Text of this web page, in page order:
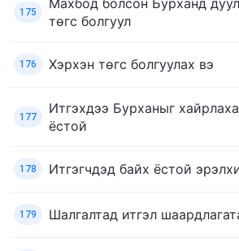
175
төгс болгуул
176 Хэрхэн төгс болгуулах вэ
177
Итгэхдээ Бурханыг
ёстой
178 Итгэгчдэд байх ёстой
179 Шалгалтад итгэл